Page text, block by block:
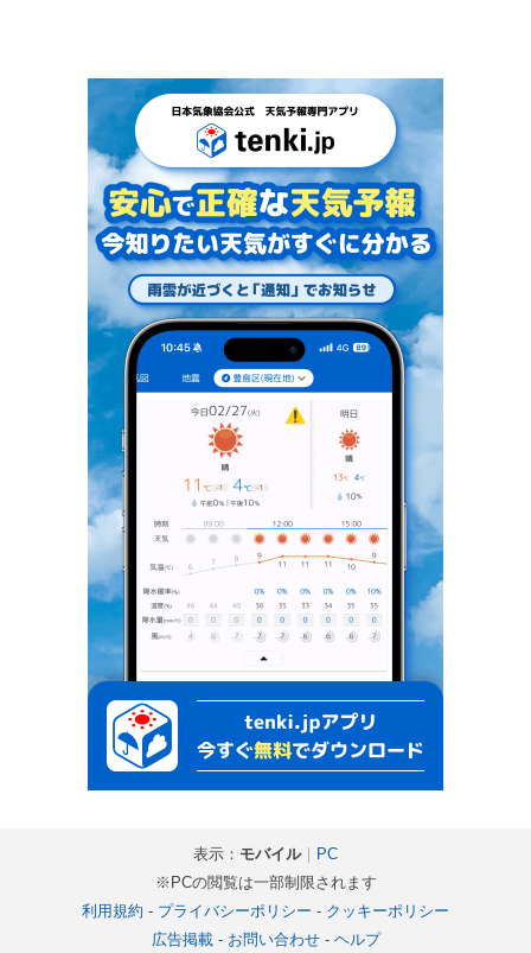
表示： モバイル｜ PC
※PCの閲覧は一部制限されます
利用規約 - プライバシーポリシー - クッキーポリシー
広告掲載- お問い合わせ- ヘルプ